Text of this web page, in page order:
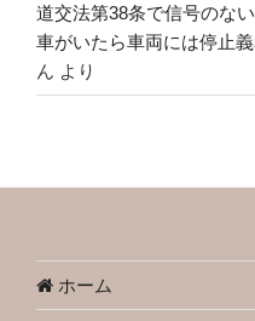
道交法第38条で信号のな
車がいたら車両には停止
ん より
ホーム